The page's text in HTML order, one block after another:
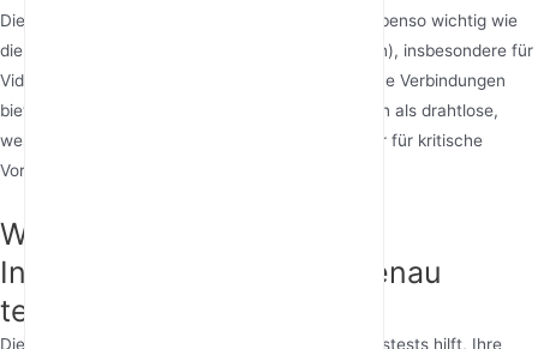
Die Upload-Geschwindigkeit (Daten senden) ist ebenso wichtig wie
die Download-Geschwindigkeit (Daten empfangen), insbesondere für
Videoanrufe oder Cloud-Backups. Kabelgebundene Verbindungen
bieten typischerweise stabilere Geschwindigkeiten als drahtlose,
weshalb viele Unternehmen industrielle 4G Router für kritische
Vorgänge einsetzen.
Wie kann man die eigene
Internetgeschwindigkeit genau
testen?
Die Durchführung eines Internet-Geschwindigkeitstests hilft, Ihre